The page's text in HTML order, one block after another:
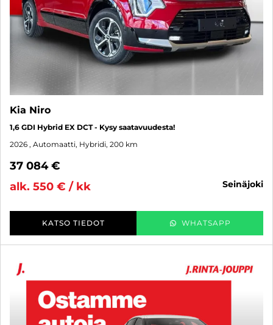
Kia Niro
1,6 GDI Hybrid EX DCT - Kysy saatavuudesta!
2026 , Automaatti, Hybridi, 200 km
37 084 €
alk. 550 € / kk
seinäjoki
KATSO TIEDOT WHATSAPP